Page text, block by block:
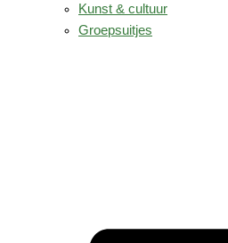
Kunst & cultuur
Groepsuitjes